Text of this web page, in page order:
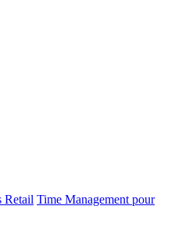
Retail Time Management pour